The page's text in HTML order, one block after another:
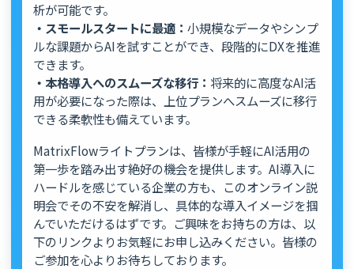
析が可能です。
・スモールスタートに最適： 小規模なデータやシンプ
ルな課題からAIを試すことができ、段階的にDXを推進
できます。
・本格導入へのスムーズな移行： 将来的に高度なAI活
用が必要になった際は、上位プランへスムーズに移行
できる柔軟性も備えています。
MatrixFlowライトプランは、皆様が手軽にAI活用の
第一歩を踏み出す絶好の機会を提供します。AI導入に
ハードルを感じている企業の方も、このオンライン説
明会でその不安を解消し、具体的な導入イメージを掴
んでいただけるはずです。ご興味をお持ちの方は、以
下のリンクよりお気軽にお申し込みください。皆様の
ご参加を心よりお待ちしております。